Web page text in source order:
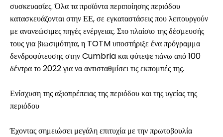
συσκευασίες. Όλα τα προϊόντα περιποίησης περιόδου
κατασκευάζονται στην ΕΕ, σε εγκαταστάσεις που λειτουργούν
με ανανεώσιμες πηγές ενέργειας. Στο πλαίσιο της δέσμευσής
τους για βιωσιμότητα, η TOTM υποστήριξε ένα πρόγραμμα
δενδροφύτευσης στην Cumbria και φύτεψε πάνω από 100
δέντρα το 2022 για να αντισταθμίσει τις εκπομπές της.
Ενίσχυση της αξιοπρέπειας της περιόδου και της υγείας της
περιόδου
Έχοντας σημειώσει μεγάλη επιτυχία με την πρωτοβουλία